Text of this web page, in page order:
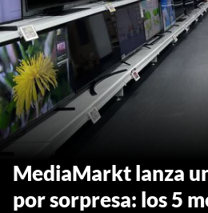
MediaMarkt lanza
por sorpresa: los 5